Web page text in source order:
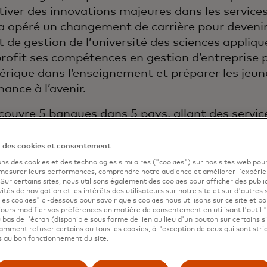
des innovations majeures dans les
opéré un changement de carrière pour
de gestion de l’université des sciences
ses compétences en gestion d’entreprise
dans l’enseignement et préparer les
à l’avenir.
5 banques dans 5 pays, allant des
dans des fonctions liées au
technologiques et à la direction générale.
fonctions dans le secteur bancaire,
Plc en Tanzanie. Auparavant, elle était
aux Pays-Bas, où elle a également
dans le cadre de la migration vers le SEPA et
paiements. Elle a travaillé pour Citibank aux
cookies et consentement
des cookies et des technologies similaires ("cookies") sur nos sites web
leurs performances, comprendre notre audience et améliorer
certains sites, nous utilisons également des cookies pour afficher des
de navigation et les intérêts des utilisateurs sur notre site et sur d'autres
cookies" ci-dessous pour savoir quels cookies nous utilisons sur ce site et
modifier vos préférences en matière de consentement en utilisant l'outil
bas de l'écran (disponible sous forme de lien au lieu d'un bouton sur certains
refuser certains ou tous les cookies, à l'exception de ceux qui sont
au bon fonctionnement du site.